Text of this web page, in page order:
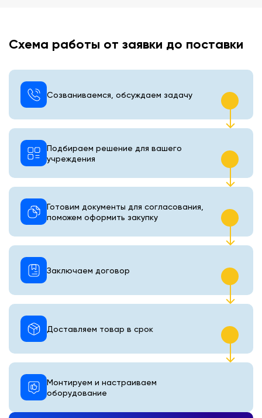
Схема работы от заявки до поставки
Созваниваемся, обсуждаем задачу
Подбираем решение для вашего
учреждения
Готовим документы для согласования,
поможем оформить закупку
Монтируем и настраиваем
оборудование
Доставляем товар в срок
Заключаем договор